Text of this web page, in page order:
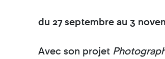
du 27 septembre au 3
Avec son projet